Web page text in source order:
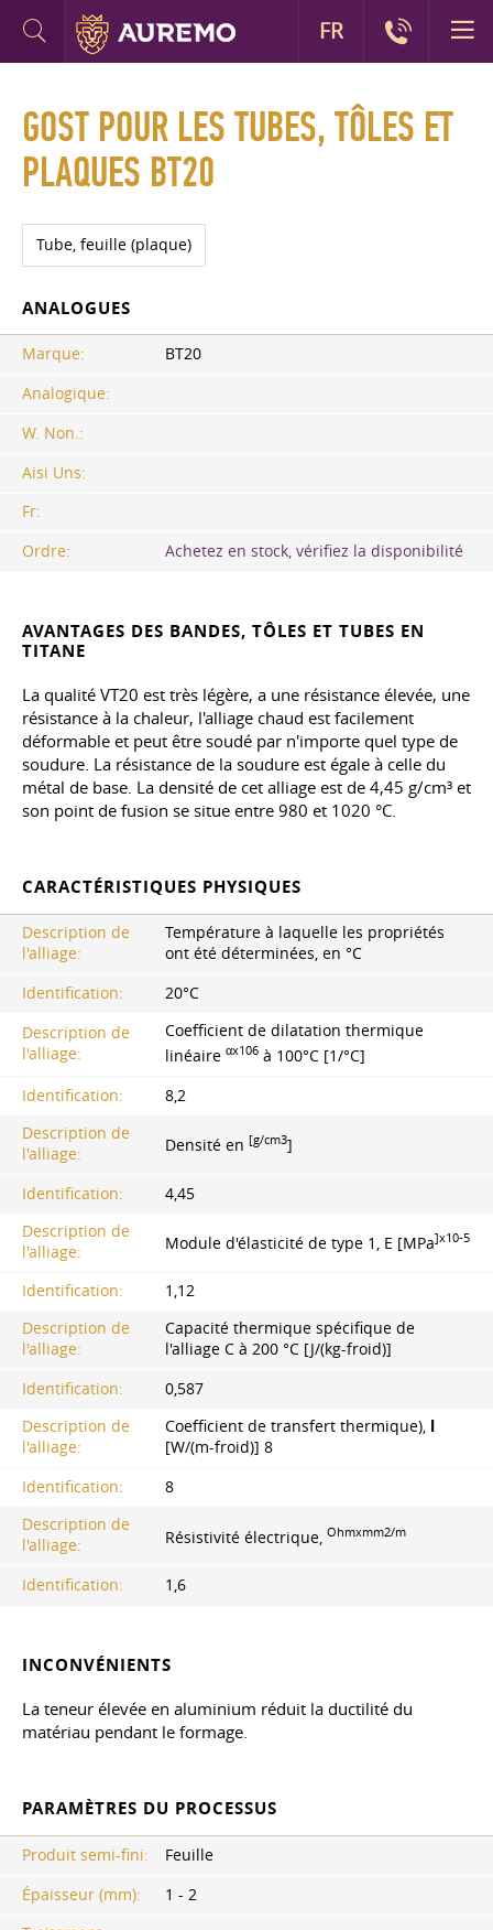
GOST POUR LES TUBES, TÔLES ET
PLAQUES BT20
Tube, feuille (plaque)
ANALOGUES
Marque:
BT20
Analogique:
W. Non.:
Aisi Uns:
Fr:
Ordre:
Achetez en stock, vérifiez la disponibilité
AVANTAGES DES BANDES, TÔLES ET TUBES EN
TITANE
La qualité VT20 est très légère, a une résistance élevée, une
résistance à la chaleur, l'alliage chaud est facilement
déformable et peut être soudé par n'importe quel type de
soudure. La résistance de la soudure est égale à celle du
métal de base. La densité de cet alliage est de 4,45 g/cm³ et
son point de fusion se situe entre 980 et 1020 °C.
CARACTÉRISTIQUES PHYSIQUES
Description de
l'alliage:
Température à laquelle les propriétés
ont été déterminées, en °C
Identification:
20°С
Description de
l'alliage:
Coefficient de dilatation thermique
linéaire αx106 à 100°C [1/°C]
Identification:
8,2
Description de
l'alliage:
Densité en [g/cm3]
Identification:
4,45
Description de
l'alliage:
Module d'élasticité de type 1, E [MPa]x10-5
Identification:
1,12
Description de
l'alliage:
Capacité thermique spécifique de
l'alliage C à 200 °C [J/(kg-froid)]
Identification:
0,587
Description de
l'alliage:
Coefficient de transfert thermique), l
[W/(m-froid)] 8
Identification:
8
Description de
l'alliage:
Résistivité électrique, Ohmxmm2/m
Identification: 1,6
INCONVÉNIENTS
La teneur élevée en aluminium réduit la ductilité du
matériau pendant le formage.
PARAMÈTRES DU PROCESSUS
Produit semi-fini:
Feuille
Épaisseur (mm):
1 - 2
FR